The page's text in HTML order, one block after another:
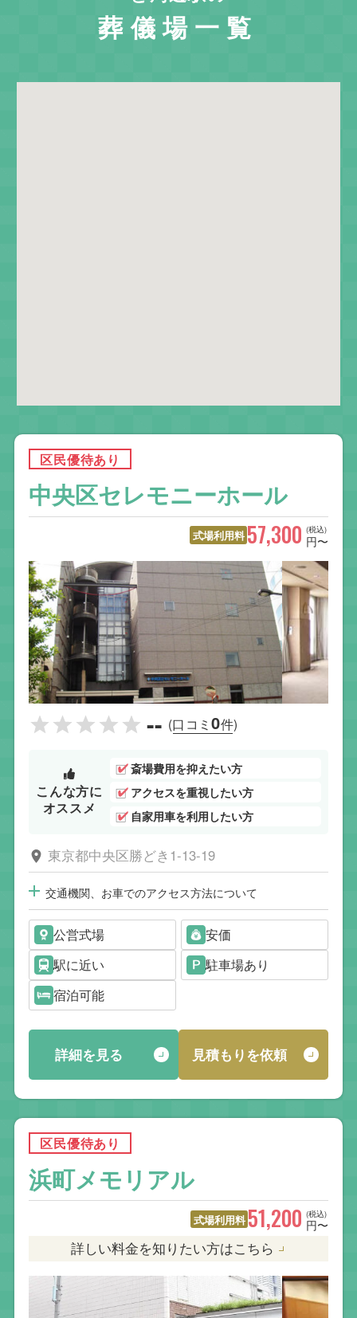
葬儀場一覧
区民優待あり
中央区セレモニーホール
式場利用料 (税込)
57,300 円〜
-- (口コミ0件)
こんな方に
オススメ
斎場費用を抑えたい方
アクセスを重視したい方
自家用車を利用したい方
東京都中央区勝どき1-13-19
交通機関、お車でのアクセス方法について
公営式場
安価
駅に近い
駐車場あり
宿泊可能
詳細を見る 見積もりを依頼
区民優待あり
浜町メモリアル
式場利用料 (税込)
51,200 円〜
詳しい料金を知りたい方はこちら